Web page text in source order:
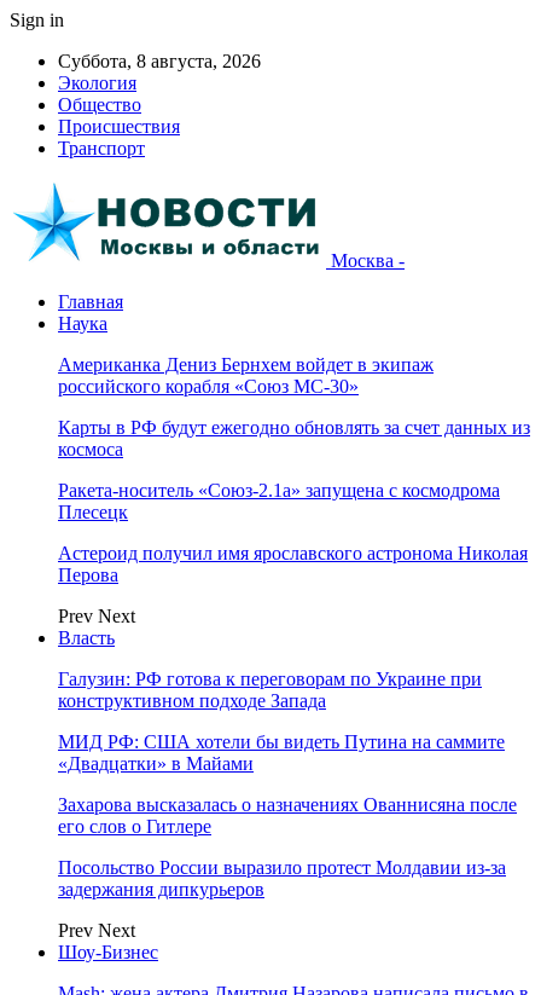
Sign in
Суббота, 8 августа, 2026
Экология
Общество
Происшествия
Транспорт
Москва -
Главная
Наука
Американка Дениз Бернхем войдет в экипаж
российского корабля «Союз МС-30»
Карты в РФ будут ежегодно обновлять за счет данных из
космоса
Ракета-носитель «Союз-2.1а» запущена с космодрома
Плесецк
Астероид получил имя ярославского астронома Николая
Перова
Prev Next
Власть
Галузин: РФ готова к переговорам по Украине при
конструктивном подходе Запада
МИД РФ: США хотели бы видеть Путина на саммите
«Двадцатки» в Майами
Захарова высказалась о назначениях Ованнисяна после
его слов о Гитлере
Посольство России выразило протест Молдавии из-за
задержания дипкурьеров
Prev Next
Шоу-Бизнес